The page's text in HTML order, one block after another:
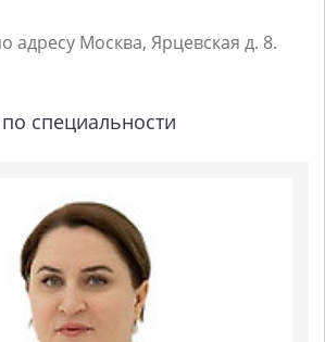
адресу Москва, Ярцевская д. 8.
специальности